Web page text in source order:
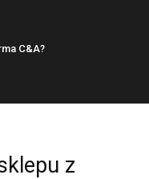
C&A?
z